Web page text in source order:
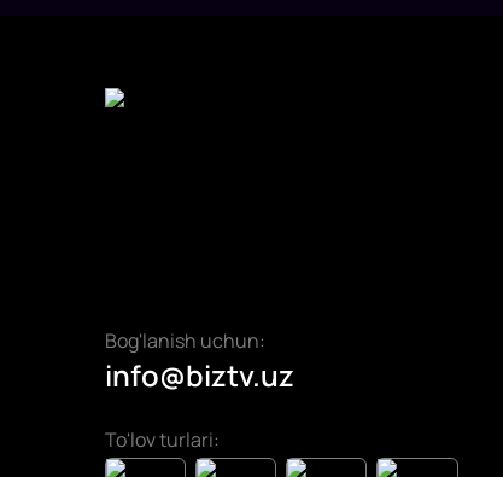
Bog'lanish uchun:
info@biztv.uz
To'lov turlari: